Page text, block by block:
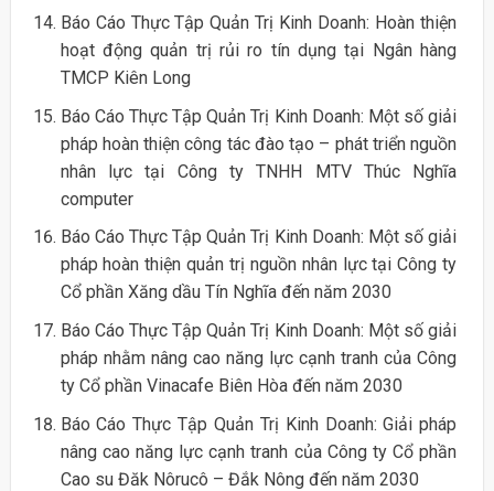
Báo Cáo Thực Tập Quản Trị Kinh Doanh: Hoàn thiện
hoạt động quản trị rủi ro tín dụng tại Ngân hàng
TMCP Kiên Long
Báo Cáo Thực Tập Quản Trị Kinh Doanh: Một số giải
pháp hoàn thiện công tác đào tạo – phát triển nguồn
nhân lực tại Công ty TNHH MTV Thúc Nghĩa
computer
Báo Cáo Thực Tập Quản Trị Kinh Doanh: Một số giải
pháp hoàn thiện quản trị nguồn nhân lực tại Công ty
Cổ phần Xăng dầu Tín Nghĩa đến năm 2030
Báo Cáo Thực Tập Quản Trị Kinh Doanh: Một số giải
pháp nhằm nâng cao năng lực cạnh tranh của Công
ty Cổ phần Vinacafe Biên Hòa đến năm 2030
Báo Cáo Thực Tập Quản Trị Kinh Doanh: Giải pháp
nâng cao năng lực cạnh tranh của Công ty Cổ phần
Cao su Đăk Nôrucô – Đắk Nông đến năm 2030